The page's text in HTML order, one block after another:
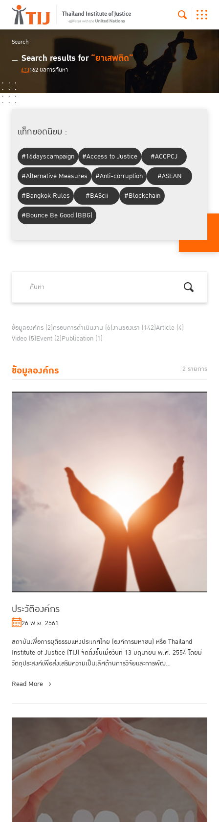
Search
Search results for“ยาเสพติด”
162 ผลการค้นหา
แท็กยอดนิยม :
#16dayscampaign #Access to Justice
#ACCPCJ
#Alternative Measures
#Anti-corruption
#ASEAN
#Bangkok Rules
#BAScii
#Blockchain
#Bounce Be Good (BBG)
ข้อมูลองค์กร (2)กรอบการดำเนินงาน (6)งานของเรา (142)Article (4)
Video (5)Event (2)Publication (1)
ข้อมูลองค์กร 2 รายการ
ประวัติองค์กร
26 พ.ย. 2561
สถาบันเพื่อการยุติธรรมแห่งประเทศไทย (องค์การมหาชน) หรือ Thailand
Institute of Justice (TIJ) จัดตั้งขึ้นเมื่อวันที่ 13 มิถุนายน พ.ศ. 2554 โดยมี
วัตถุประสงค์เพื่อส่งเสริมความเป็นเลิศด้านการวิจัยและการพัฒ...
Read More